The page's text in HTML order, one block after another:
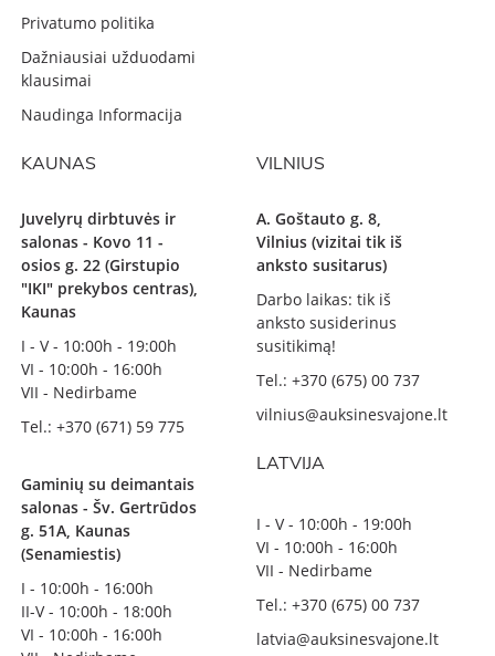
Privatumo politika
Dažniausiai užduodami
klausimai
Naudinga Informacija
KAUNAS
Juvelyrų dirbtuvės ir
salonas - Kovo 11 -
osios g. 22 (Girstupio
"IKI" prekybos centras),
Kaunas
I - V - 10:00h - 19:00h
VI - 10:00h - 16:00h
VII - Nedirbame
Tel.: +370 (671) 59 775
Gaminių su deimantais
salonas - Šv. Gertrūdos
g. 51A, Kaunas
(Senamiestis)
I - 10:00h - 16:00h
II-V - 10:00h - 18:00h
VI - 10:00h - 16:00h
VILNIUS
A. Goštauto g. 8,
Vilnius (vizitai tik iš
anksto susitarus)
Darbo laikas: tik iš
anksto susiderinus
susitikimą!
Tel.: +370 (675) 00 737
vilnius@auksinesvajone.lt
LATVIJA
I - V - 10:00h - 19:00h
VI - 10:00h - 16:00h
VII - Nedirbame
Tel.: +370 (675) 00 737
latvia@auksinesvajone.lt